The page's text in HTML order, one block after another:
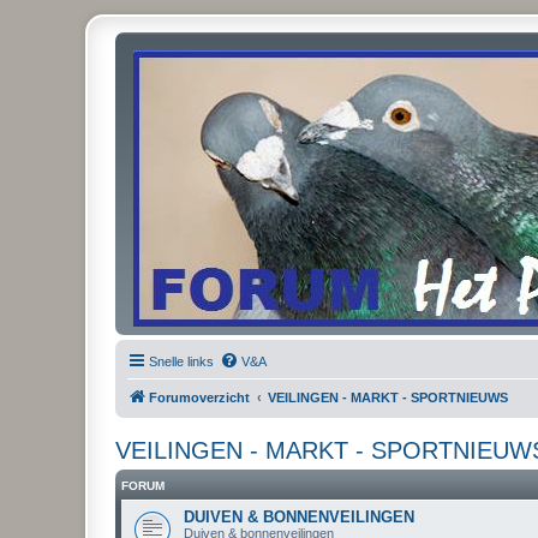
Snelle links V&A
Forumoverzicht VEILINGEN - MARKT - SPORTNIEUWS
VEILINGEN - MARKT -
FORUM
DUIVEN & BONNENVEILINGEN
Duiven & bonnenveilingen